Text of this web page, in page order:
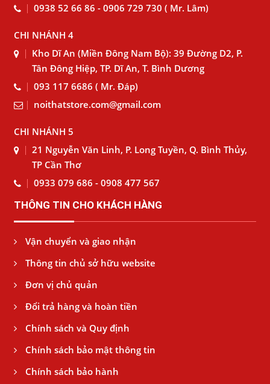
0938 52 66 86 - 0906 729 730 ( Mr. Lâm)
CHI NHÁNH 4
Kho Dĩ An (Miền Đông Nam Bộ): 39 Đường D2, P.
Tân Đông Hiệp, TP. Dĩ An, T. Bình Dương
093 117 6686 ( Mr. Đáp)
noithatstore.com@gmail.com
CHI NHÁNH 5
21 Nguyễn Văn Linh, P. Long Tuyền, Q. Bình Thủy,
TP Cần Thơ
0933 079 686 - 0908 477 567
THÔNG TIN CHO KHÁCH HÀNG
Vận chuyển và giao nhận
Thông tin chủ sở hữu website
Đơn vị chủ quản
Đổi trả hàng và hoàn tiền
Chính sách và Quy định
Chính sách bảo mật thông tin
Chính sách bảo hành